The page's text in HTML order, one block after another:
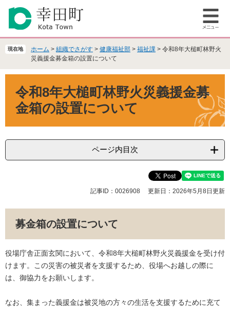
の
で
ー
ば
メ
ー
現在地 ホーム > 組織でさがす > 健康福祉部 > 福祉課 > 令和8年大槌町林野火
災義援金募金箱の設置について
令和8年大槌町林野火災義援金募
金箱の設置について
ページ内目次
記事ID：0026908 更新日：2026年5月8日更新
募金箱の設置について
役場庁舎正面玄関において、令和8年大槌町林野火災義援金を受け付
けます。この災害の被災者を支援するため、役場へお越しの際に
は、御協力をお願いします。
なお、集まった義援金は被災地の方々の生活を支援するために充て